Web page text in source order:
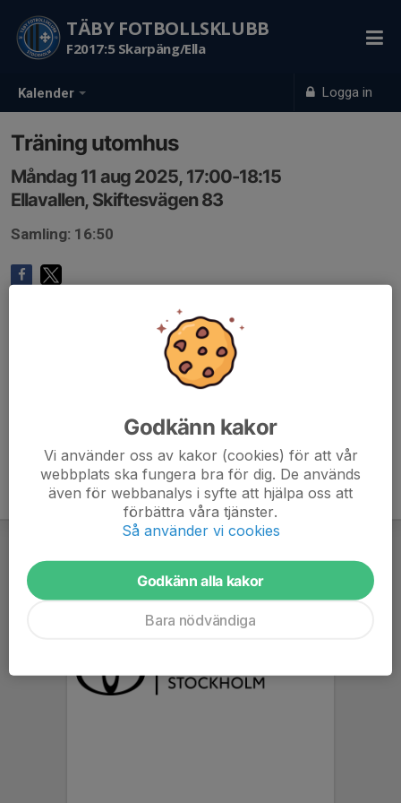
Kalender Logga in
TÄBY FOTBOLLSKLUBB
F2017:5 Skarpäng/Ella
Träning utomhus
Måndag 11 aug 2025, 17:00-18:15
Ellavallen, Skiftesvägen 83
Samling: 16:50
Godkänn kakor
Vi använder oss av kakor (cookies) för att vår
webbplats ska fungera bra för dig. De används
även för webbanalys i syfte att hjälpa oss att
förbättra våra tjänster.
Så använder vi cookies
Godkänn alla kakor
Bara nödvändiga